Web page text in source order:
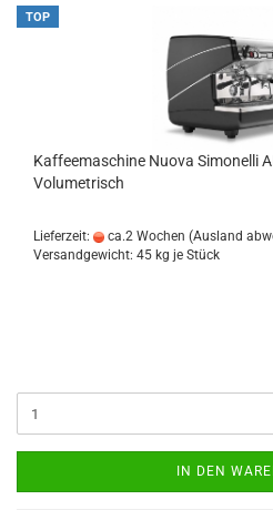
TOP
Kaffeemaschine Nuova Simonelli
Volumetrisch
Lieferzeit: ca.2 Wochen (Ausland
Versandgewicht: 45 kg je Stück
IN DEN